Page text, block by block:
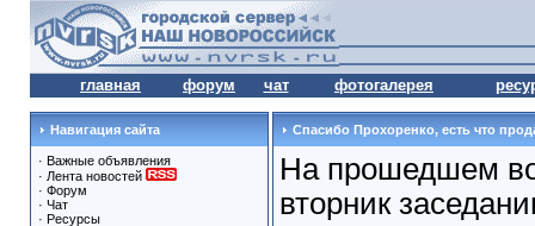
главная форум чат фотогалерея
Навигация сайта
· Важные объявления
· Лента новостей
· Форум
· Чат
· Ресурсы
Спасибо Прохоренко, есть что
На прошедшем
вторник